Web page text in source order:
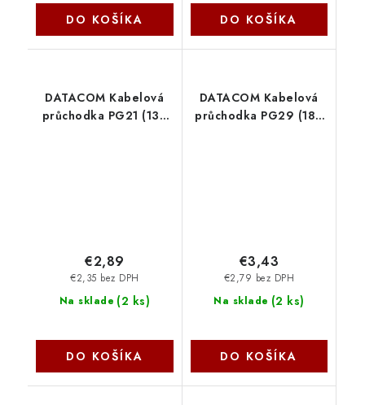
DO KOŠÍKA DO KOŠÍKA
DATACOM Kabelová
průchodka PG21 (13 -
Na sklade (2 ks)
€2,35 bez DPH
€2,89
DO KOŠÍKA
DATACOM Kabelová
průchodka PG29 (18 -
Na sklade (2 ks)
€2,79 bez DPH
€3,43
DO KOŠÍKA